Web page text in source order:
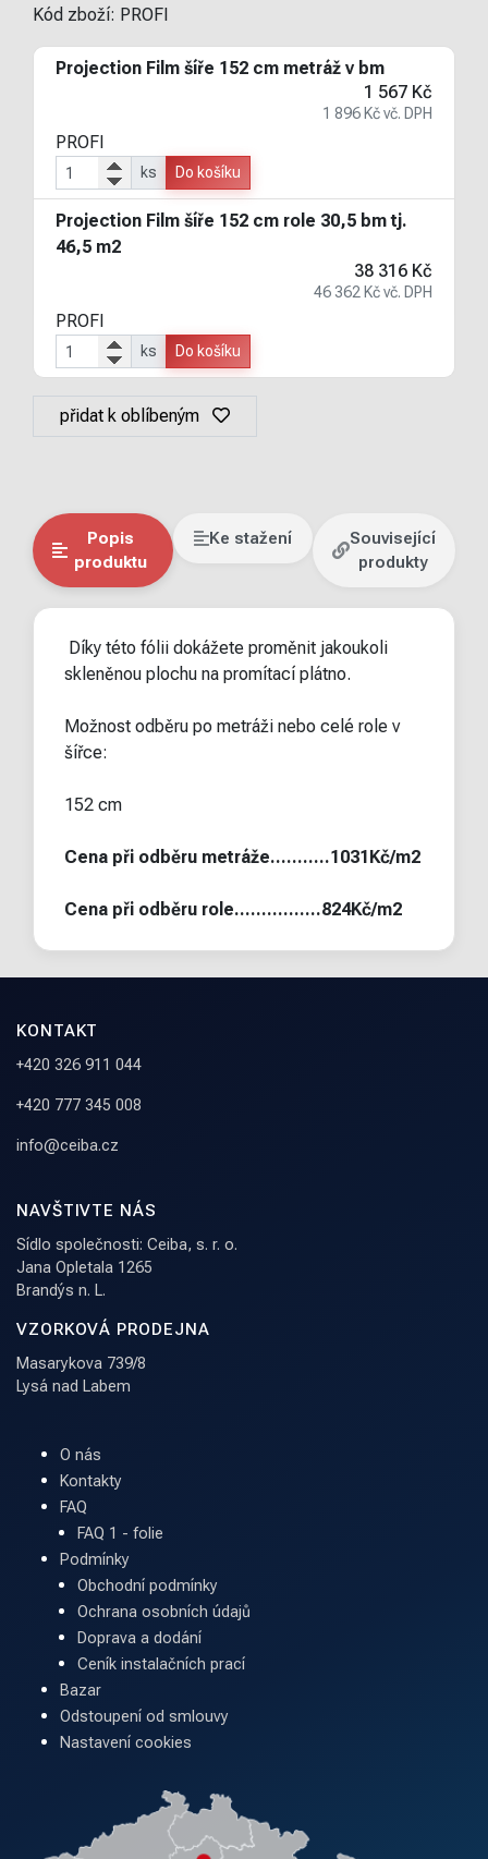
Kód zboží: PROFI
Projection Film šíře 152 cm metráž v bm
1 567 Kč
1 896 Kč vč. DPH
PROFI
ks Do košíku
Projection Film šíře 152 cm role 30,5 bm tj.
46,5 m2
38 316 Kč
46 362 Kč vč. DPH
PROFI
ks Do košíku
přidat k oblíbeným
Popis
produktu
Ke stažení
Související
produkty
Díky této fólii dokážete proměnit jakoukoli
skleněnou plochu na promítací plátno.
Možnost odběru po metráži nebo celé role v
šířce:
152 cm
Cena při odběru metráže...........1031Kč/m2
Cena při odběru role................824Kč/m2
KONTAKT
+420 326 911 044
+420 777 345 008
info@ceiba.cz
NAVŠTIVTE NÁS
Sídlo společnosti: Ceiba, s. r. o.
Jana Opletala 1265
Brandýs n. L.
VZORKOVÁ PRODEJNA
Masarykova 739/8
Lysá nad Labem
O nás
Kontakty
FAQ
FAQ 1 - folie
Podmínky
Obchodní podmínky
Ochrana osobních údajů
Doprava a dodání
Ceník instalačních prací
Bazar
Odstoupení od smlouvy
Nastavení cookies